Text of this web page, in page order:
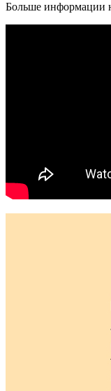
Больше информации